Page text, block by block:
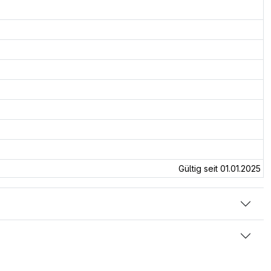
Gültig seit 01.01.2025